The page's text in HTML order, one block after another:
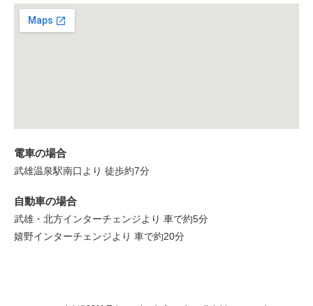
電車の場合
武雄温泉駅南口より 徒歩約7分
自動車の場合
武雄・北方インターチェンジより 車で約5分
嬉野インターチェンジより 車で約20分